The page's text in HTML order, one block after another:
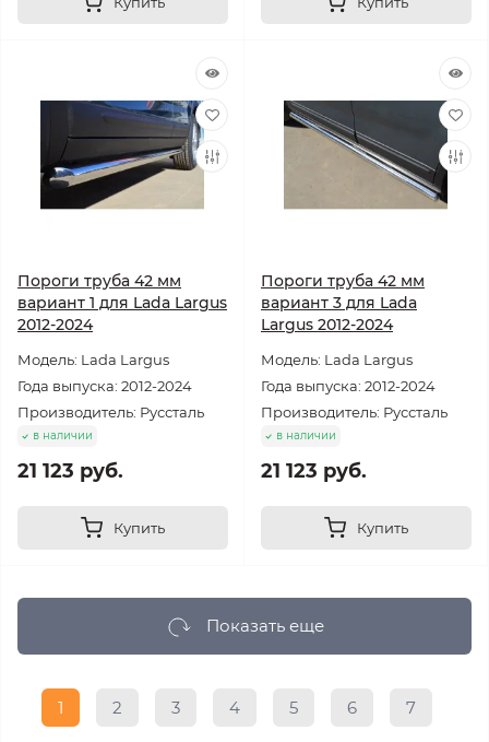
Пороги труба 42 мм
вариант 1 для Lada Largus
2012-2024
Модель: Lada Largus
Года выпуска: 2012-2024
Производитель: Руссталь
в наличии
21 123 руб.
Купить
Пороги труба 42 мм
вариант 3 для Lada
Largus 2012-2024
Модель: Lada Largus
Года выпуска: 2012-2024
Производитель: Руссталь
в наличии
21 123 руб.
Купить
Показать еще
1 2 3 4 5 6 7